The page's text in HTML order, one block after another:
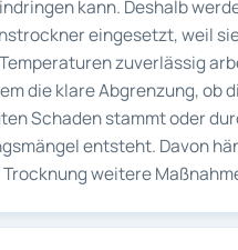
kann. Deshalb
eingesetzt, weil
zuverlässig
die klare Abgrenzung, ob
Schaden stammt oder
entsteht. Davon
weitere